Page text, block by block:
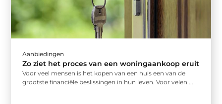
Aanbiedingen
Zo ziet het proces van een woningaankoop eruit
Voor veel mensen is het kopen van een huis een van de
grootste financiële beslissingen in hun leven. Voor velen ...